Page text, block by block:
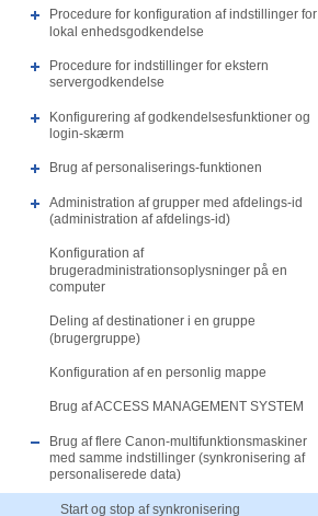
Procedure for konfiguration af indstillinger for
lokal enhedsgodkendelse
Procedure for indstillinger for ekstern
servergodkendelse
Konfigurering af godkendelsesfunktioner og
login-skærm
Brug af personaliserings-funktionen
Administration af grupper med afdelings-id
(administration af afdelings-id)
Konfiguration af
brugeradministrationsoplysninger på en
computer
Deling af destinationer i en gruppe
(brugergruppe)
Konfiguration af en personlig mappe
Brug af ACCESS MANAGEMENT SYSTEM
Brug af flere Canon-multifunktionsmaskiner
med samme indstillinger (synkronisering af
personaliserede data)
Start og stop af synkronisering